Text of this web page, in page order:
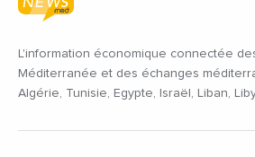
L'information économique connectée
Méditerranée et des échanges
Algérie, Tunisie, Egypte, Israël, Liban,